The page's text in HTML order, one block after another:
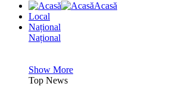
Acasă
Local
Național
Național
Show More
Top News